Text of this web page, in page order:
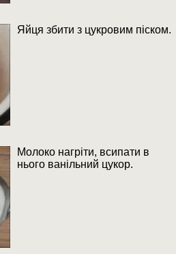
Яйця збити з цукровим піском.
Молоко нагріти, всипати в
нього ванільний цукор.